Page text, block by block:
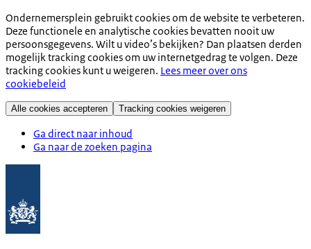
Ondernemersplein gebruikt cookies om de website te verbeteren.
Deze functionele en analytische cookies bevatten nooit uw
persoonsgegevens. Wilt u video’s bekijken? Dan plaatsen derden
mogelijk tracking cookies om uw internetgedrag te volgen. Deze
tracking cookies kunt u weigeren. Lees meer over ons
cookiebeleid
Alle cookies accepteren Tracking cookies weigeren
Ga direct naar inhoud
Ga naar de zoeken pagina